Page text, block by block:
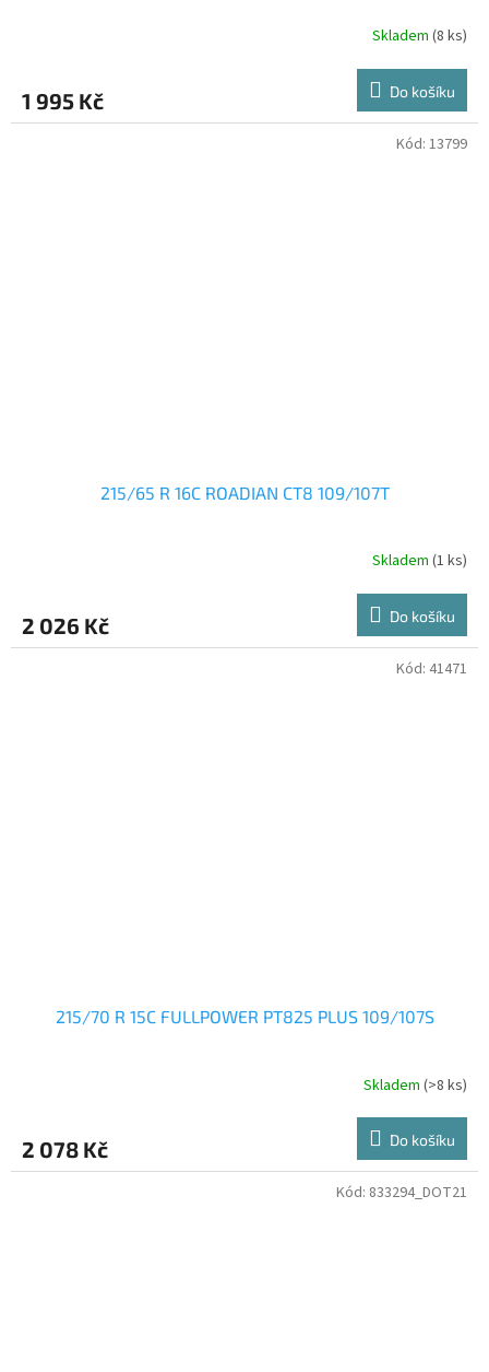
Skladem (8 ks)
1 995 Kč Do košíku
215/65 R 16C ROADIAN CT8 109/107T
Skladem (1 ks)
2 026 Kč Do košíku
Kód: 13799
215/70 R 15C FULLPOWER PT825 PLUS 109/107S
Skladem (>8 ks)
2 078 Kč Do košíku
Kód: 41471
Kód: 833294_DOT21